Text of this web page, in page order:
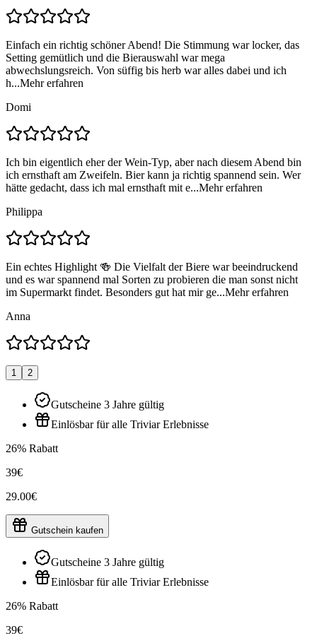
Einfach ein richtig schöner Abend! Die Stimmung war locker, das
Setting gemütlich und die Bierauswahl war mega
abwechslungsreich. Von süffig bis herb war alles dabei und ich
h...Mehr erfahren
Domi
Ich bin eigentlich eher der Wein-Typ, aber nach diesem Abend bin
ich ernsthaft am Zweifeln. Bier kann ja richtig spannend sein. Wer
hätte gedacht, dass ich mal ernsthaft mit e...Mehr erfahren
Philippa
Ein echtes Highlight 🍻 Die Vielfalt der Biere war beeindruckend
und es war spannend mal Sorten zu probieren die man sonst nicht
im Supermarkt findet. Besonders gut hat mir ge...Mehr erfahren
Anna
1 2
Gutscheine 3 Jahre gültig
Einlösbar für alle Triviar Erlebnisse
26% Rabatt
39€
29.00€
Gutschein kaufen
Gutscheine 3 Jahre gültig
Einlösbar für alle Triviar Erlebnisse
26% Rabatt
39€